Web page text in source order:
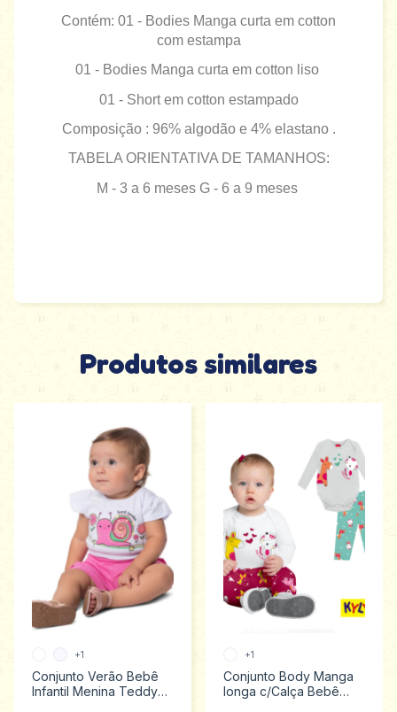
Contém: 01 - Bodies Manga curta em cotton
com estampa
01 - Bodies Manga curta em cotton liso
01 - Short em cotton estampado
Composição : 96% algodão e 4% elastano .
TABELA ORIENTATIVA DE TAMANHOS:
M - 3 a 6 meses G - 6 a 9 meses
Produtos similares
Conjunto Verão Bebê
Infantil Menina Teddy
+1
Conjunto Body Manga
longa c/Calça Bebê
+1